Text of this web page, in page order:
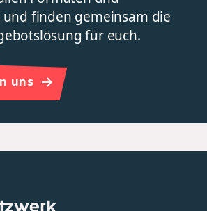
finden gemeinsam die
für euch.
uns